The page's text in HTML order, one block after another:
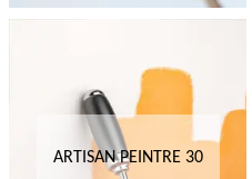
ARTISAN PEINTRE 30